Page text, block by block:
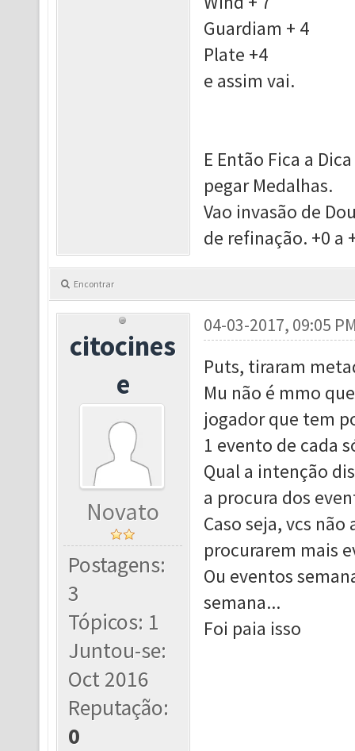
Guardiam + 4
Plate +4
e assim vai.
E Então Fica a
pegar Medalhas.
Vao invasão de
de refinação. +0 a
Encontrar
citocines
e
Novato
Postagens:
3
Tópicos: 1
Juntou-se:
Oct 2016
Reputação:
0
04-03-2017, 09:05
Puts, tiraram
Mu não é mmo
jogador que tem
1 evento de cada
Qual a intenção
a procura dos
Caso seja, vcs
procurarem mais
Ou eventos
semana...
Foi paia isso